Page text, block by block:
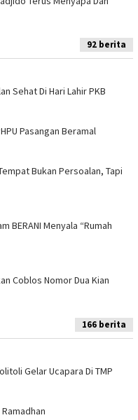
92 berita
Sehat Di Hari Lahir PKB
Pasangan Beramal
Bukan Persoalan, Tapi
BERANI Menyala “Rumah
Coblos Nomor Dua Kian
166 berita
Gelar Ucapara Di TMP